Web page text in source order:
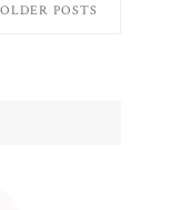
OLDER POSTS